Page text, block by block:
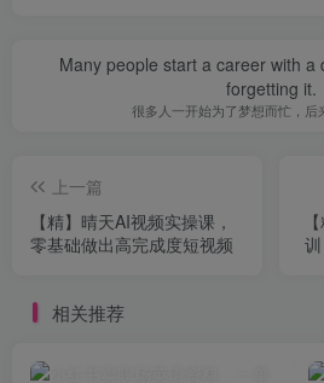
Many people start a career with a
forgetting it.
很多人一开始为了梦想而忙，后
上一篇
【精】晴天AI视频实操课，
零基础做出高完成度短视频
相关推荐